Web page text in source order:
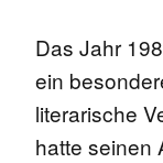
Das Jahr
ein
literarische
hatte seinen